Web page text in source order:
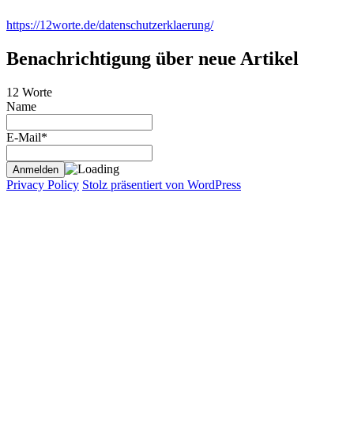
https://12worte.de/datenschutzerklaerung/
Benachrichtigung über neue Artikel
12 Worte
Name
E-Mail*
Privacy Policy Stolz präsentiert von WordPress